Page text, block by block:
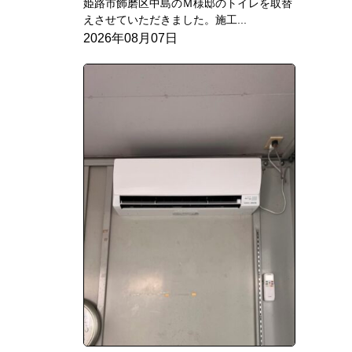
姫路市飾磨区中島のＭ様邸のトイレを取替
えさせていただきました。施工...
2026年08月07日